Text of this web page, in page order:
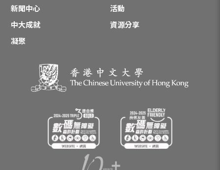
新聞中心
活動
中大成就
資源分享
凝聚